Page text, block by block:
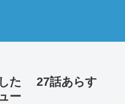
した 27話あらす
ー